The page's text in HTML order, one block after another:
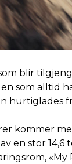
blir
som alltid
hurtiglades
kommer
en stor 14,6